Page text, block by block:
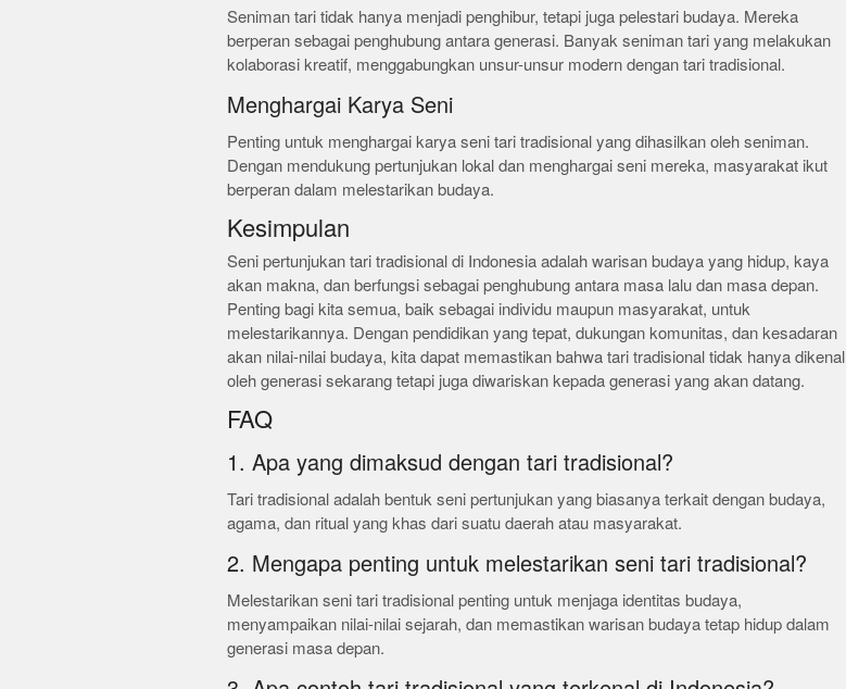
Seniman tari tidak hanya menjadi penghibur, tetapi juga pelestari budaya. Mereka
berperan sebagai penghubung antara generasi. Banyak seniman tari yang melakukan
kolaborasi kreatif, menggabungkan unsur-unsur modern dengan tari tradisional.
Menghargai Karya Seni
Penting untuk menghargai karya seni tari tradisional yang dihasilkan oleh seniman.
Dengan mendukung pertunjukan lokal dan menghargai seni mereka, masyarakat ikut
berperan dalam melestarikan budaya.
Kesimpulan
Seni pertunjukan tari tradisional di Indonesia adalah warisan budaya yang hidup, kaya
akan makna, dan berfungsi sebagai penghubung antara masa lalu dan masa depan.
Penting bagi kita semua, baik sebagai individu maupun masyarakat, untuk
melestarikannya. Dengan pendidikan yang tepat, dukungan komunitas, dan kesadaran
akan nilai-nilai budaya, kita dapat memastikan bahwa tari tradisional tidak hanya dikenal
oleh generasi sekarang tetapi juga diwariskan kepada generasi yang akan datang.
FAQ
1. Apa yang dimaksud dengan tari tradisional?
Tari tradisional adalah bentuk seni pertunjukan yang biasanya terkait dengan budaya,
agama, dan ritual yang khas dari suatu daerah atau masyarakat.
2. Mengapa penting untuk melestarikan seni tari tradisional?
Melestarikan seni tari tradisional penting untuk menjaga identitas budaya,
menyampaikan nilai-nilai sejarah, dan memastikan warisan budaya tetap hidup dalam
generasi masa depan.